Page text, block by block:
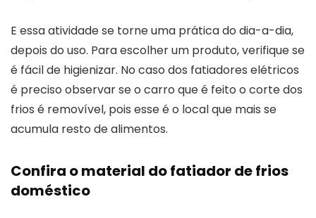
E essa atividade se torne uma prática do dia-a-dia,
depois do uso. Para escolher um produto, verifique se
é fácil de higienizar. No caso dos fatiadores elétricos
é preciso observar se o carro que é feito o corte dos
frios é removível, pois esse é o local que mais se
acumula resto de alimentos.
Confira o material do fatiador de frios
doméstico